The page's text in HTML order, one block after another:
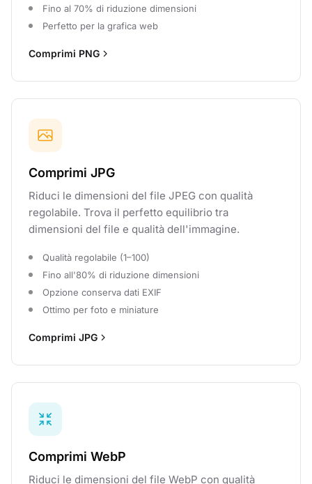
Fino al 70% di riduzione dimensioni
Perfetto per la grafica web
Comprimi PNG
Comprimi JPG
Riduci le dimensioni del file JPEG con qualità
regolabile. Trova il perfetto equilibrio tra
dimensioni del file e qualità dell'immagine.
Qualità regolabile (1–100)
Fino all'80% di riduzione dimensioni
Opzione conserva dati EXIF
Ottimo per foto e miniature
Comprimi JPG
Comprimi WebP
Riduci le dimensioni del file WebP con qualità